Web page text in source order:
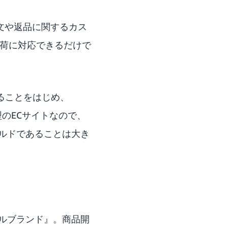
返品に関するカス
に対応できるだけで
とをはじめ、
ECサイトなので、
ドであることは大き
ブランド』。商品開